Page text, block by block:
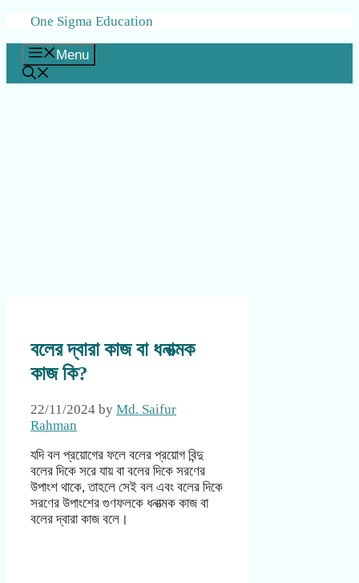
Skip
content
One Sigma Education
Menu
বলের দ্বারা কাজ বা ধনাত্মক
কাজ কি?
22/11/2024 by Md. Saifur
Rahman
যদি বল প্রয়োগের ফলে বলের প্রয়োগ বিন্দু
বলের দিকে সরে যায় বা বলের দিকে সরণের
উপাংশ থাকে, তাহলে সেই বল এবং বলের দিকে
সরণের উপাংশের গুণফলকে ধনাত্মক কাজ বা
বলের দ্বারা কাজ বলে।